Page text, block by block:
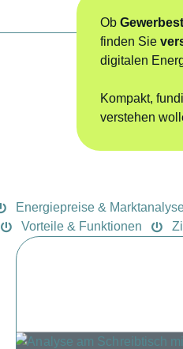
Ob
finden Sie
digitalen
Kompakt,
verstehen
Energiepreise &
Vorteile & Funktionen